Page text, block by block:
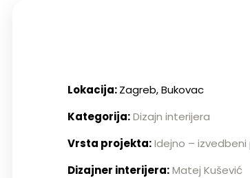
Lokacija:Zagreb, Bukovac
Kategorija:Dizajn interijera
Vrsta projekta:Idejno – izvedbeni
Dizajner interijera:Matej Kušević